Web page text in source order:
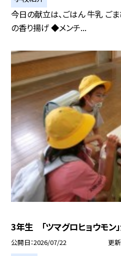
今日の献立は、ごはん 牛乳 ご
の香り揚げ ◆メンチ...
3年生 「ツマグロヒョウモン
公開日 2026/07/22 更